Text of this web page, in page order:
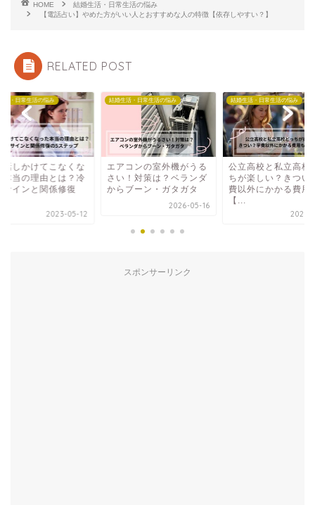
HOME
結婚生活・日常生活の悩み
【電話占い】やめた方がいい人とおすすめな人の特徴【依存しやすい？】
RELATED POST
活・日常生活の悩み
話しかけてこなくな
本当の理由とは？冷
サインと関係修復
2023-05-12
結婚生活・日常生活の悩み
エアコンの室外機がうる
さい！対策は？ベランダ
からブーン・ガタガタ
2026-05-16
結婚生活・日常生活の悩み
公立高校と私立高校
ちが楽しい？きつい
費以外にかかる費用
【...
2026-
スポンサーリンク